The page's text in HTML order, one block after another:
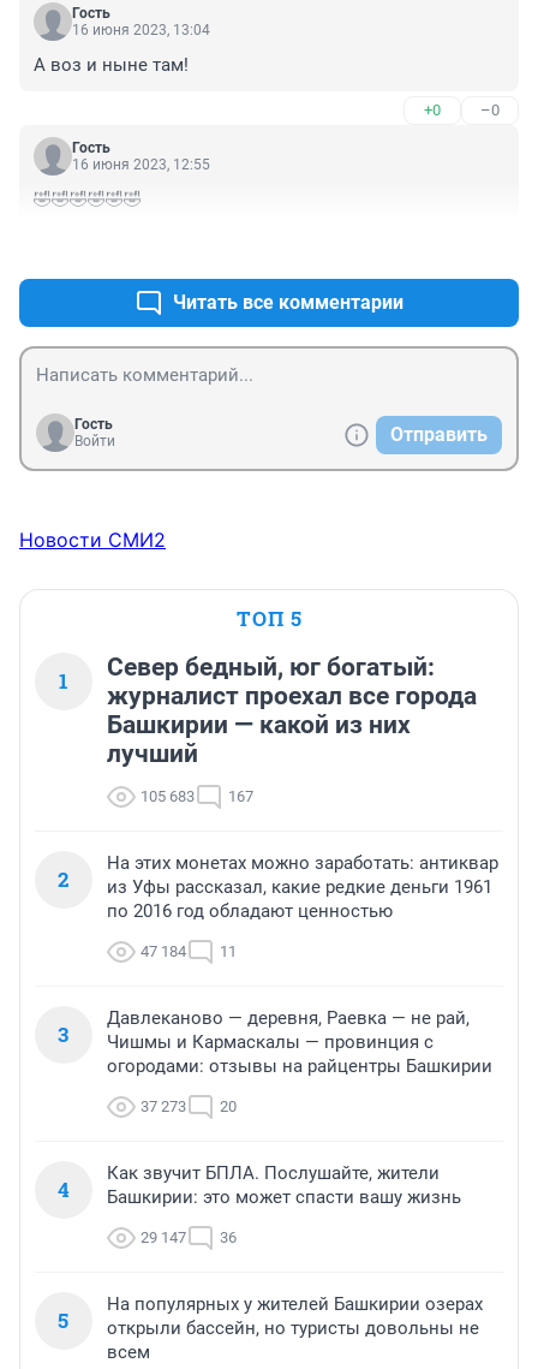
Гость
16 июня 2023, 13:04
А воз и ныне там!
+0 –0
Гость
16 июня 2023, 12:55
🤣🤣🤣🤣🤣🤣
Читать все комментарии
Гость
Войти
Отправить
Новости СМИ2
ТОП 5
1
Север бедный, юг богатый:
журналист проехал все города
Башкирии — какой из них
лучший
105 683 167
2
На этих монетах можно заработать: антиквар
из Уфы рассказал, какие редкие деньги 1961
по 2016 год обладают ценностью
47 184 11
3
Давлеканово — деревня, Раевка — не рай,
Чишмы и Кармаскалы — провинция с
огородами: отзывы на райцентры Башкирии
37 273 20
4
Как звучит БПЛА. Послушайте, жители
Башкирии: это может спасти вашу жизнь
29 147 36
5
На популярных у жителей Башкирии озерах
открыли бассейн, но туристы довольны не
всем